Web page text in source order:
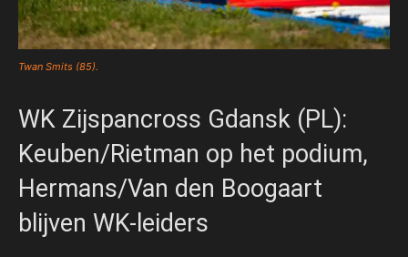
Twan Smits (85).
WK Zijspancross Gdansk (PL):
Keuben/Rietman op het podium,
Hermans/Van den Boogaart
blijven WK-leiders